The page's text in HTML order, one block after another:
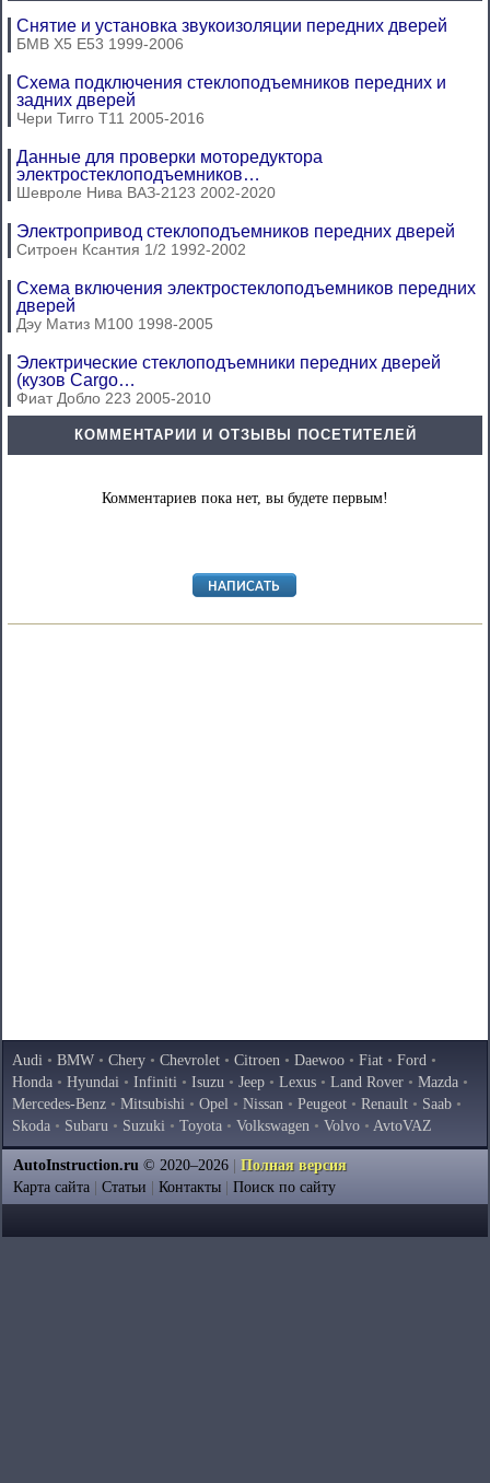
Снятие и установка звукоизоляции передних дверей
БМВ Х5 Е53 1999-2006
Схема подключения стеклоподъемников передних и
задних дверей
Чери Тигго Т11 2005-2016
Данные для проверки моторедуктора
электростеклоподъемников…
Шевроле Нива ВАЗ-2123 2002-2020
Электропривод стеклоподъемников передних дверей
Ситроен Ксантия 1/2 1992-2002
Схема включения электростеклоподъемников передних
дверей
Дэу Матиз М100 1998-2005
Электрические стеклоподъемники передних дверей
(кузов Cargo…
Фиат Добло 223 2005-2010
КОММЕНТАРИИ И ОТЗЫВЫ ПОСЕТИТЕЛЕЙ
Комментариев пока нет, вы будете первым!
Audi • BMW • Chery • Chevrolet • Citroen • Daewoo • Fiat • Ford •
Honda • Hyundai • Infiniti • Isuzu • Jeep • Lexus • Land Rover • Mazda •
Mercedes-Benz • Mitsubishi • Opel • Nissan • Peugeot • Renault • Saab •
Skoda • Subaru • Suzuki • Toyota • Volkswagen • Volvo • AvtoVAZ
AutoInstruction.ru © 2020–2026
Полная версия
Карта сайта
Статьи Контакты Поиск по сайту